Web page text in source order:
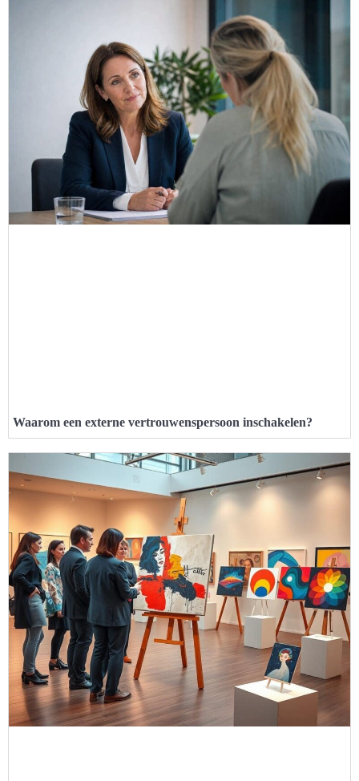
Waarom een externe vertrouwenspersoon inschakelen?